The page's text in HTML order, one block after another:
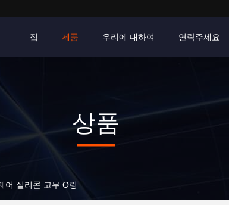
집 제품 우리에 대하여 연락주세요
상품
어 실리콘 고무 O링